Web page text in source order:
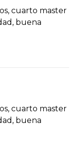
cuarto master
buena
cuarto master
buena